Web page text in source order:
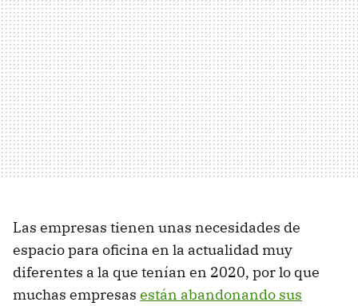
Las empresas tienen unas necesidades de
espacio para oficina en la actualidad muy
diferentes a la que tenían en 2020, por lo que
muchas empresas están abandonando sus